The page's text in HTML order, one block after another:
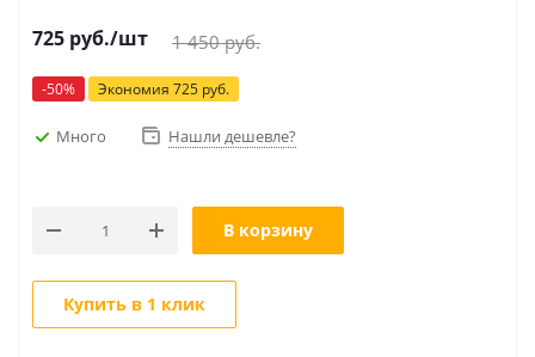
725 руб./шт 1 450руб.
-50% Экономия 725 руб.
Много Нашли дешевле?
В корзину
Купить в 1 клик